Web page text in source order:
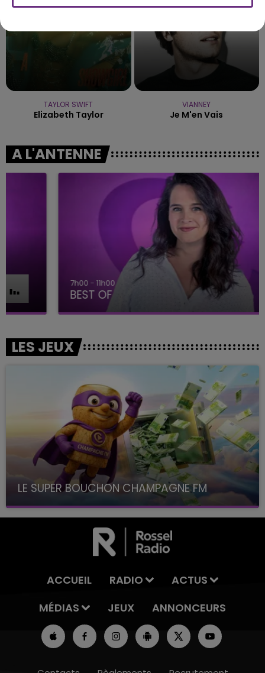
TAYLOR SWIFT
Elizabeth Taylor
VIANNEY
Je M'en Vais
A L'ANTENNE
BEST OF
LES JEUX
LE SUPER BOUCHON CHAMPAGNE FM
avec La Famille Champagne FM, à 8H10
ACCUEIL RADIO
ACTUS
MÉDIAS
JEUX ANNONCEURS